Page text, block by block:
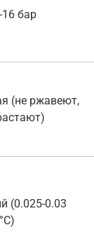
бар
(не ржавеют,
(0.025-0.03